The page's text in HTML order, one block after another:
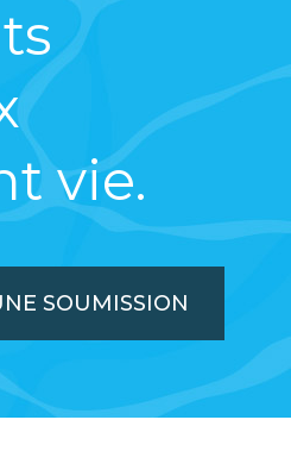
vie.
SOUMISSION